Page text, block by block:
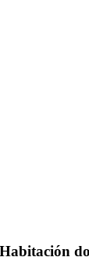
Habitación